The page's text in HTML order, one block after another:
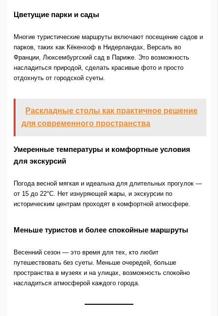
Цветущие парки и сады
Многие туристические маршруты включают посещение садов и
парков, таких как Кёкенхоф в Нидерландах, Версаль во
Франции, Люксембургский сад в Париже. Это возможность
насладиться природой, сделать красивые фото и просто
отдохнуть от городской суеты.
Раскладные столы как практичное решение
для современного пространства
Умеренные температуры и комфортные условия
для экскурсий
Погода весной мягкая и идеальна для длительных прогулок —
от 15 до 22°C. Нет изнуряющей жары, и экскурсии по
историческим центрам проходят в комфортной атмосфере.
Меньше туристов и более спокойные маршруты
Весенний сезон — это время для тех, кто любит
путешествовать без суеты. Меньше очередей, больше
пространства в музеях и на улицах, возможность спокойно
насладиться атмосферой каждого города.